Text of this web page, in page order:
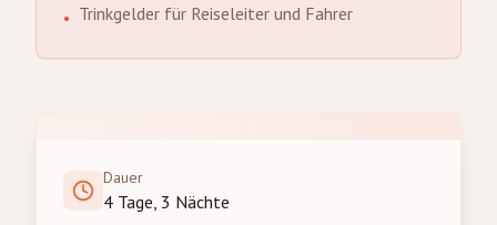
• Trinkgelder für Reiseleiter und Fahrer
Dauer
4 Tage, 3 Nächte